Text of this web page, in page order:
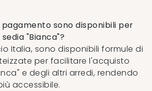
pagamento sono disponibili per
"Bianca"?
Italia, sono disponibili formule di
per facilitare l'acquisto
e degli altri arredi, rendendo
accessibile.